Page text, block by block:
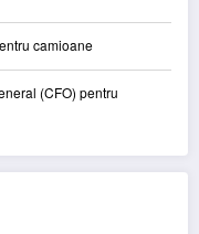
camioane
(CFO) pentru